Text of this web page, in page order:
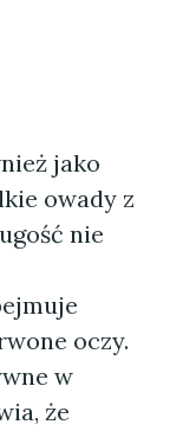
jako
owady z
nie
oczy.
w
że